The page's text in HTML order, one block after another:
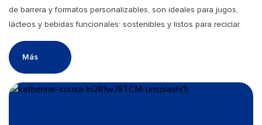
de barrera y formatos personalizables, son ideales para jugos,
lácteos y bebidas funcionales: sostenibles y listos para reciclar.
Más